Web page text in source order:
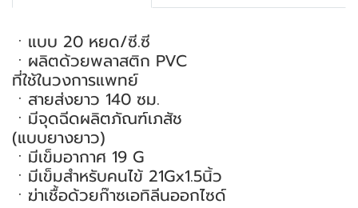
ㆍแบบ 20 หยด/ซี.ซี
ㆍผลิตด้วยพลาสติก PVC
ที่ใช้ในวงการแพทย์
ㆍสายส่งยาว 140 ซม.
ㆍมีจุดฉีดผลิตภัณฑ์เภสัช
(แบบยางยาว)
ㆍมีเข็มอากาศ 19 G
ㆍมีเข็มสำหรับคนไข้ 21Gx1.5นิ้ว
ㆍฆ่าเชื้อด้วยก๊าซเอทิลีนออกไซด์